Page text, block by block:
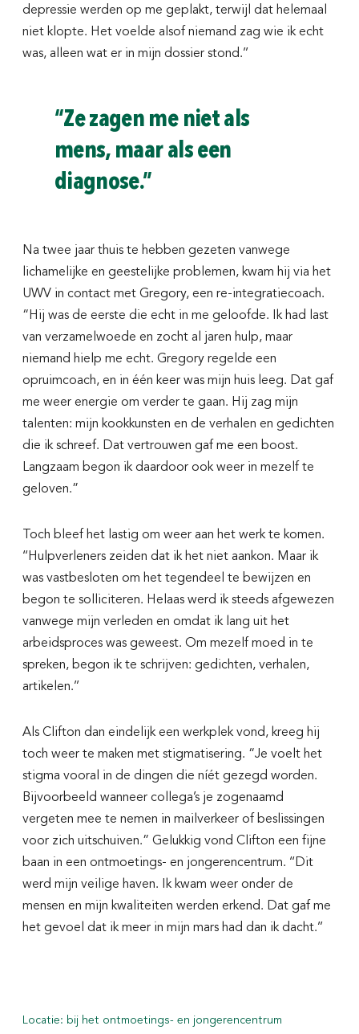
depressie werden op me geplakt, terwijl dat helemaal
niet klopte. Het voelde alsof niemand zag wie ik echt
was, alleen wat er in mijn dossier stond.’’
“Ze zagen me niet als
mens, maar als een
diagnose.”
Na twee jaar thuis te hebben gezeten vanwege
lichamelijke en geestelijke problemen, kwam hij via het
UWV in contact met Gregory, een re-integratiecoach.
“Hij was de eerste die echt in me geloofde. Ik had last
van verzamelwoede en zocht al jaren hulp, maar
niemand hielp me echt. Gregory regelde een
opruimcoach, en in één keer was mijn huis leeg. Dat gaf
me weer energie om verder te gaan. Hij zag mijn
talenten: mijn kookkunsten en de verhalen en gedichten
die ik schreef. Dat vertrouwen gaf me een boost.
Langzaam begon ik daardoor ook weer in mezelf te
geloven.”
Toch bleef het lastig om weer aan het werk te komen.
‘‘Hulpverleners zeiden dat ik het niet aankon. Maar ik
was vastbesloten om het tegendeel te bewijzen en
begon te solliciteren. Helaas werd ik steeds afgewezen
vanwege mijn verleden en omdat ik lang uit het
arbeidsproces was geweest. Om mezelf moed in te
spreken, begon ik te schrijven: gedichten, verhalen,
artikelen.’’
Als Clifton dan eindelijk een werkplek vond, kreeg hij
toch weer te maken met stigmatisering. “Je voelt het
stigma vooral in de dingen die níét gezegd worden.
Bijvoorbeeld wanneer collega’s je zogenaamd
vergeten mee te nemen in mailverkeer of beslissingen
voor zich uitschuiven.” Gelukkig vond Clifton een fijne
baan in een ontmoetings- en jongerencentrum. ‘‘Dit
werd mijn veilige haven. Ik kwam weer onder de
mensen en mijn kwaliteiten werden erkend. Dat gaf me
het gevoel dat ik meer in mijn mars had dan ik dacht.’’
Locatie: bij het ontmoetings- en jongerencentrum